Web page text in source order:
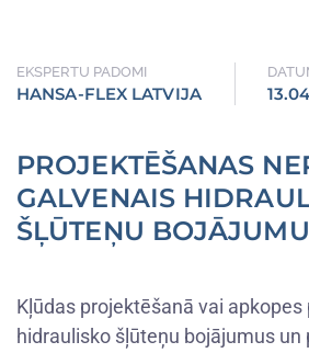
EKSPERTU PADOMI
HANSA-FLEX LATVIJA
PROJEKTĒŠANAS
GALVENAIS
ŠĻŪTEŅU
Kļūdas projektēšanā vai
hidraulisko šļūteņu bojājumus un